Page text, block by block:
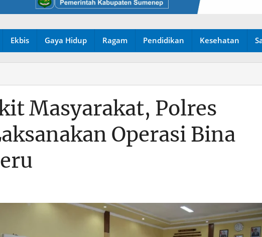
Ekbis Gaya Hidup Ragam Pendidikan Kesehatan
Masyarakat, Polres
Operasi Bina